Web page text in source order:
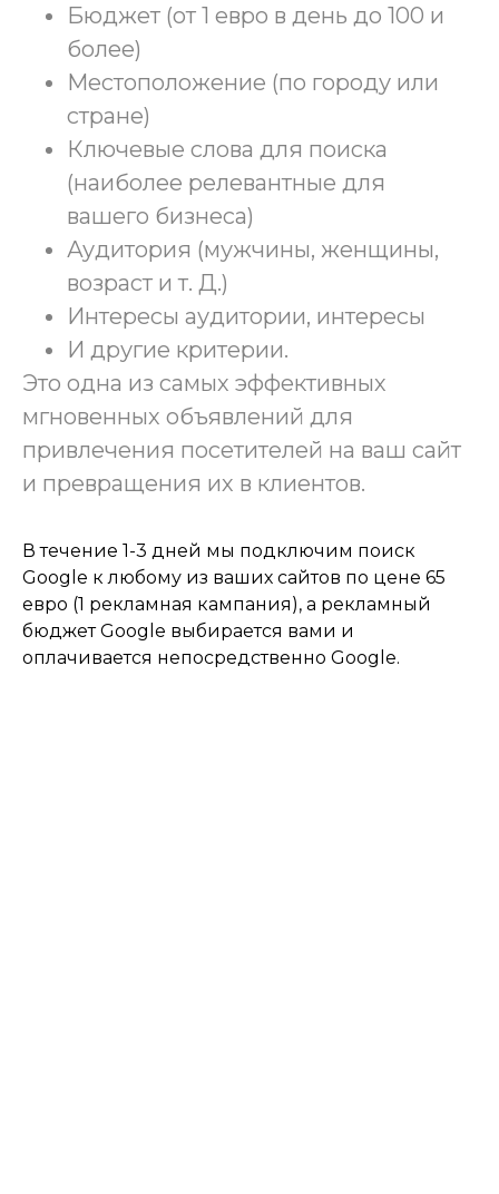
Бюджет (от 1 евро в день до 100 и
более)
Местоположение (по городу или
стране)
Ключевые слова для поиска
(наиболее релевантные для
вашего бизнеса)
Аудитория (мужчины, женщины,
возраст и т. Д.)
Интересы аудитории, интересы
И другие критерии.
Это одна из самых эффективных
мгновенных объявлений для
привлечения посетителей на ваш сайт
и превращения их в клиентов.
В течение 1-3 дней мы подключим поиск
Google к любому из ваших сайтов по цене 65
евро (1 рекламная кампания), а рекламный
бюджет Google выбирается вами и
оплачивается непосредственно Google.